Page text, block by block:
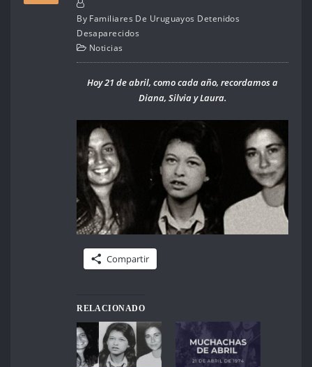
By Familiares De Uruguayos Detenidos
Desaparecidos
Noticias
Hoy 21 de abril, como cada año, recordamos a
Diana, Silvia y Laura.
Compartir
RELACIONADO